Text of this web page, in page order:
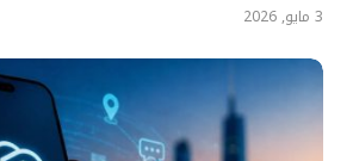
3 مايو, 2026